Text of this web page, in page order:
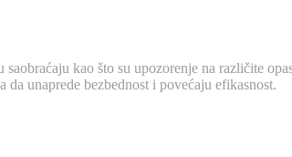
kao što su upozorenje na različite
unaprede bezbednost i povećaju efikasnost.